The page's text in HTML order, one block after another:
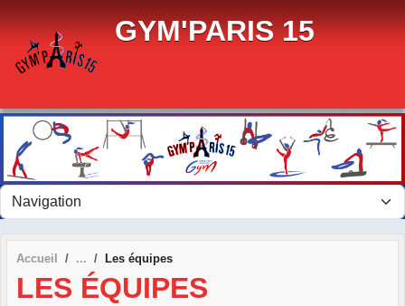
GYM'PARIS 15
Accueil Les équipes
LES ÉQUIPES